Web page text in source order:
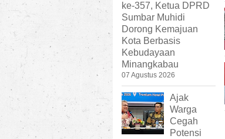
ke-357, Ketua DPRD
Sumbar Muhidi
Dorong Kemajuan
Kota Berbasis
Kebudayaan
Minangkabau
07 Agustus 2026
Ajak
Warga
Cegah
Potensi